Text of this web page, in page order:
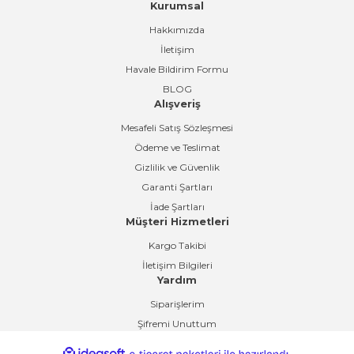
Kurumsal
Hakkımızda
İletişim
Havale Bildirim Formu
BLOG
Alışveriş
Mesafeli Satış Sözleşmesi
Ödeme ve Teslimat
Gizlilik ve Güvenlik
Garanti Şartları
İade Şartları
Müşteri Hizmetleri
Kargo Takibi
İletişim Bilgileri
Yardım
Siparişlerim
Şifremi Unuttum